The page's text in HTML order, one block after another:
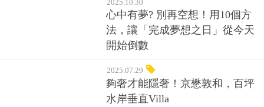
夠奢才能隱奢！京懋敦和，百坪
水岸垂直Villa
2025.07.18
魷魚遊戲第3季表現亮眼，Netflix
廣告業務增、訂閱價格調漲，第2